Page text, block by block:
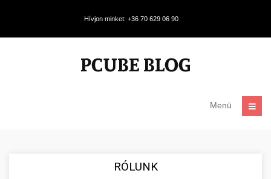
Hívjon minket: +36 70 629 06 90
Menü
RÓLUNK